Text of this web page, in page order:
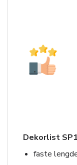
Dekorlist SP1
faste